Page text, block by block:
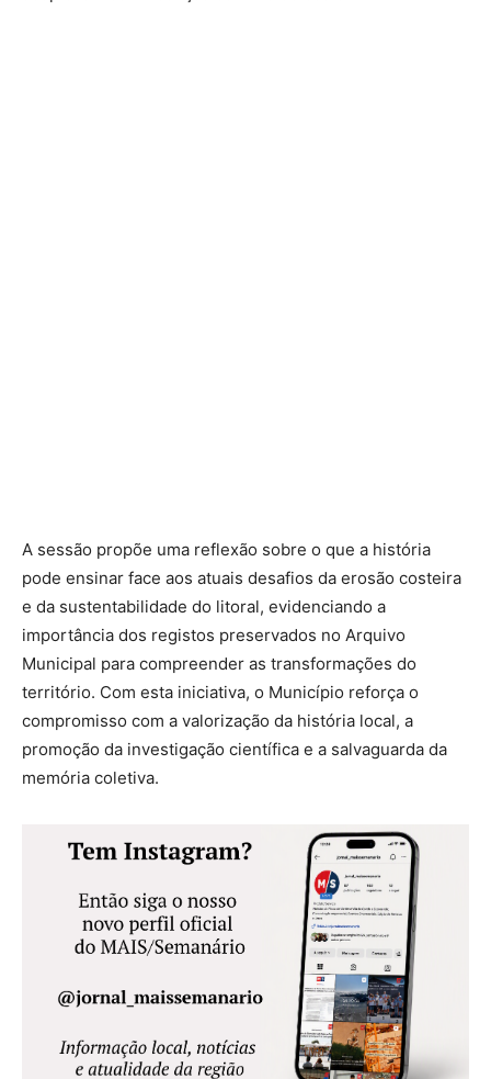
A sessão propõe uma reflexão sobre o que a história
pode ensinar face aos atuais desafios da erosão costeira
e da sustentabilidade do litoral, evidenciando a
importância dos registos preservados no Arquivo
Municipal para compreender as transformações do
território. Com esta iniciativa, o Município reforça o
compromisso com a valorização da história local, a
promoção da investigação científica e a salvaguarda da
memória coletiva.